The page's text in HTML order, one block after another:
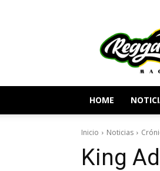
HOME
Inicio Noticias
King